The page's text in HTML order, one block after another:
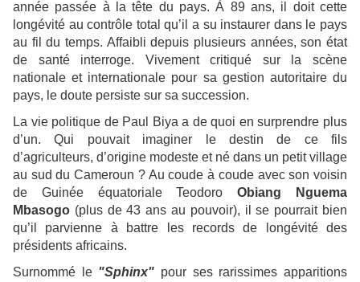
année passée à la tête du pays. À 89 ans, il doit cette
longévité au contrôle total qu’il a su instaurer dans le pays
au fil du temps. Affaibli depuis plusieurs années, son état
de santé interroge. Vivement critiqué sur la scène
nationale et internationale pour sa gestion autoritaire du
pays, le doute persiste sur sa succession.
La vie politique de Paul Biya a de quoi en surprendre plus
d’un. Qui pouvait imaginer le destin de ce fils
d’agriculteurs, d’origine modeste et né dans un petit village
au sud du Cameroun ? Au coude à coude avec son voisin
de Guinée équatoriale TeodoroObiang Nguema
Mbasogo (plus de 43 ans au pouvoir), il se pourrait bien
qu’il parvienne à battre les records de longévité des
présidents africains.
Surnommé le "Sphinx" pour ses rarissimes apparitions